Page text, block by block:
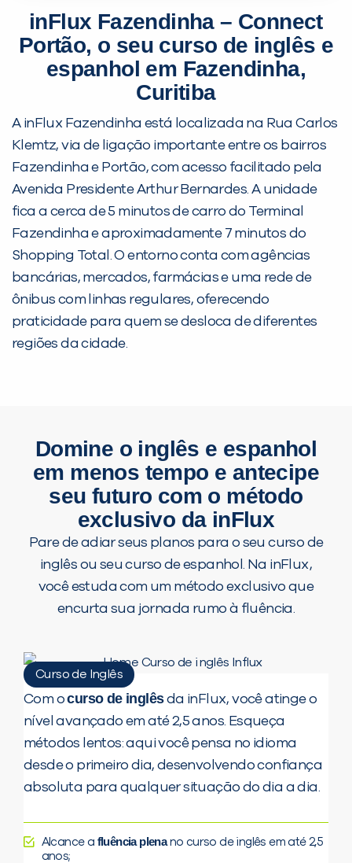
inFlux Fazendinha – Connect
Portão, o seu curso de inglês e
espanhol em Fazendinha,
Curitiba
A inFlux Fazendinha está localizada na Rua Carlos
Klemtz, via de ligação importante entre os bairros
Fazendinha e Portão, com acesso facilitado pela
Avenida Presidente Arthur Bernardes. A unidade
fica a cerca de 5 minutos de carro do Terminal
Fazendinha e aproximadamente 7 minutos do
Shopping Total. O entorno conta com agências
bancárias, mercados, farmácias e uma rede de
ônibus com linhas regulares, oferecendo
praticidade para quem se desloca de diferentes
regiões da cidade.
Domine o inglês e espanhol
em menos tempo e antecipe
seu futuro com o método
exclusivo da inFlux
Pare de adiar seus planos para o seu curso de
inglês ou seu curso de espanhol. Na inFlux,
você estuda com um método exclusivo que
encurta sua jornada rumo à fluência.
Curso de Inglês
Com ocurso de inglêsda inFlux, você atinge o
nível avançado em até 2,5 anos. Esqueça
métodos lentos: aqui você pensa no idioma
desde o primeiro dia, desenvolvendo confiança
absoluta para qualquer situação do dia a dia.
Alcance a fluência plenano curso de inglês em até 2,5
anos;